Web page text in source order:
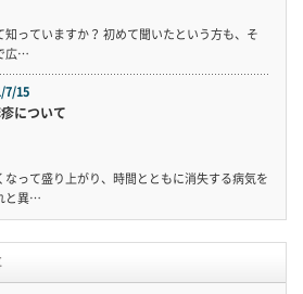
っていますか？ 初めて聞いたという方も、そ
広…
7/15
について
って盛り上がり、時間とともに消失する病気を
と異…